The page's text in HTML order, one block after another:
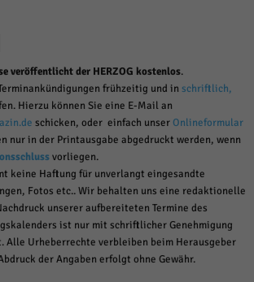
veröffentlicht der HERZOG kostenlos.
frühzeitig und in schriftlich,
Hierzu können Sie eine E-Mail an
schicken, oder einfach unserOnlineformular
nur in der Printausgabe abgedruckt werden, wenn
vorliegen.
keine Haftung für unverlangt eingesandte
Fotos etc.. Wir behalten uns eine redaktionelle
unserer aufbereiteten Termine des
ist nur mit schriftlicher Genehmigung
Alle Urheberrechte verbleiben beim Herausgeber
der Angaben erfolgt ohne Gewähr.